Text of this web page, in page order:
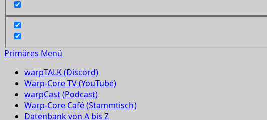
Primäres Menü
warpTALK (Discord)
Warp-Core TV (YouTube)
warpCast (Podcast)
Warp-Core Café (Stammtisch)
Datenbank von A bis Z